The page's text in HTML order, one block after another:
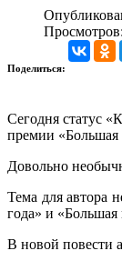
Поделиться:
Сегодня статус
премии «Большая
Довольно
Тема для автора
года» и
В новой повести